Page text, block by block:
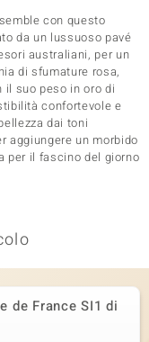
con questo
da un lussuoso pavé
australiani, per un
di sfumature rosa,
il suo peso in oro di
confortevole e
dai toni
aggiungere un morbido
per il fascino del giorno
de France SI1 di